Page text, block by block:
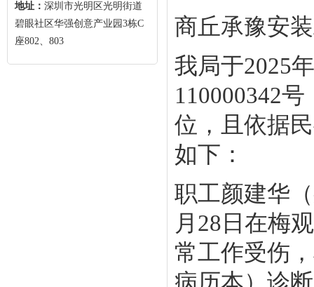
地址： 深圳市光明区光明街道
碧眼社区华强创意产业园3栋C
座802、803
商丘承豫安
我局于2025
110000342
位，且依据
如下：
职工颜建华
月28日在梅
常工作受伤
病历本）诊